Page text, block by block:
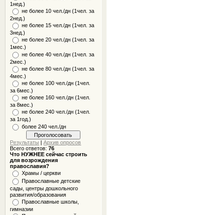
1нед.)
не более 10 чел./дн (1чел. за
2нед.)
не более 15 чел./дн (1чел. за
3нед.)
не более 20 чел./дн (1чел. за
1мес.)
не более 40 чел./дн (1чел. за
2мес.)
не более 80 чел./дн (1чел. за
4мес.)
не более 100 чел./дн (1чел.
за 6мес.)
не более 160 чел./дн (1чел.
за 8мес.)
не более 240 чел./дн (1чел.
за 1год.)
более 240 чел./дн
Результаты |Архив опросов
Всего ответов:76
Что НУЖНЕЕ сейчас строить
для возрождения
православия?
Храмы / церкви
Православные детские
сады, центры дошкольного
развития/образования
Православные школы,
гимназии